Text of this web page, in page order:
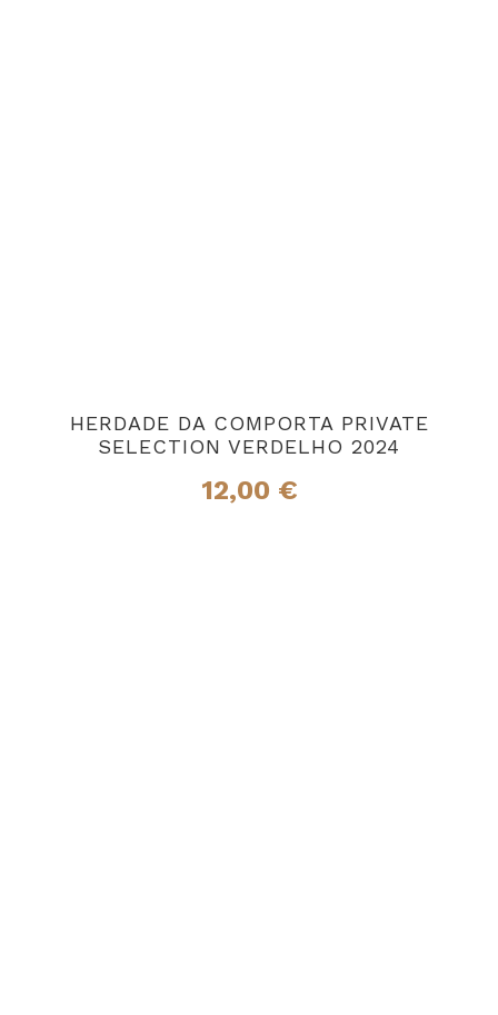
HERDADE DA COMPORTA PRIVATE
SELECTION VERDELHO 2024
12,00 €